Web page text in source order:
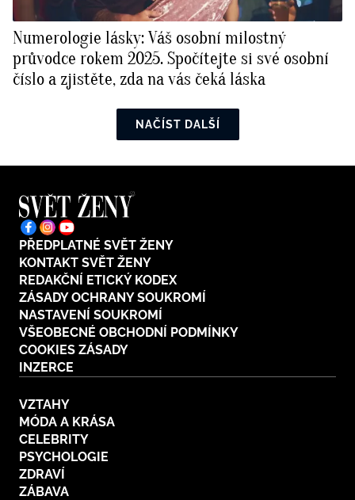
Numerologie lásky: Váš osobní milostný
průvodce rokem 2025. Spočítejte si své osobní
číslo a zjistěte, zda na vás čeká láska
NAČÍST DALŠÍ
PŘEDPLATNÉ SVĚT ŽENY
KONTAKT SVĚT ŽENY
REDAKČNÍ ETICKÝ KODEX
ZÁSADY OCHRANY SOUKROMÍ
NASTAVENÍ SOUKROMÍ
VŠEOBECNÉ OBCHODNÍ PODMÍNKY
COOKIES ZÁSADY
INZERCE
VZTAHY
MÓDA A KRÁSA
CELEBRITY
PSYCHOLOGIE
ZDRAVÍ
ZÁBAVA